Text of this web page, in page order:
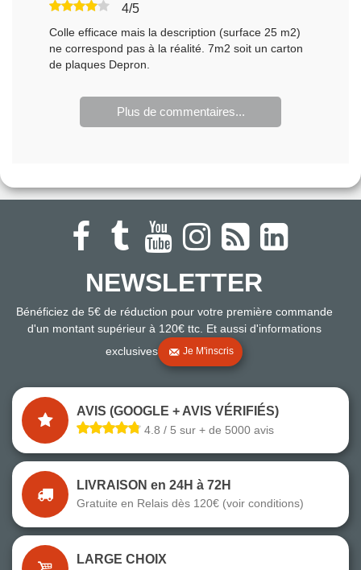
4/5
Colle efficace mais la description (surface 25 m2)
ne correspond pas à la réalité. 7m2 soit un carton
de plaques Depron.
Plus de commentaires...
NEWSLETTER
Bénéficiez de 5€ de réduction pour votre première commande
d'un montant supérieur à 120€ ttc. Et aussi d'informations
exclusives
Je M'inscris
AVIS (GOOGLE + AVIS VÉRIFIÉS)
4.8 / 5 sur + de 5000 avis
LIVRAISON en 24H à 72H
Gratuite en Relais dès 120€ (voir conditions)
LARGE CHOIX